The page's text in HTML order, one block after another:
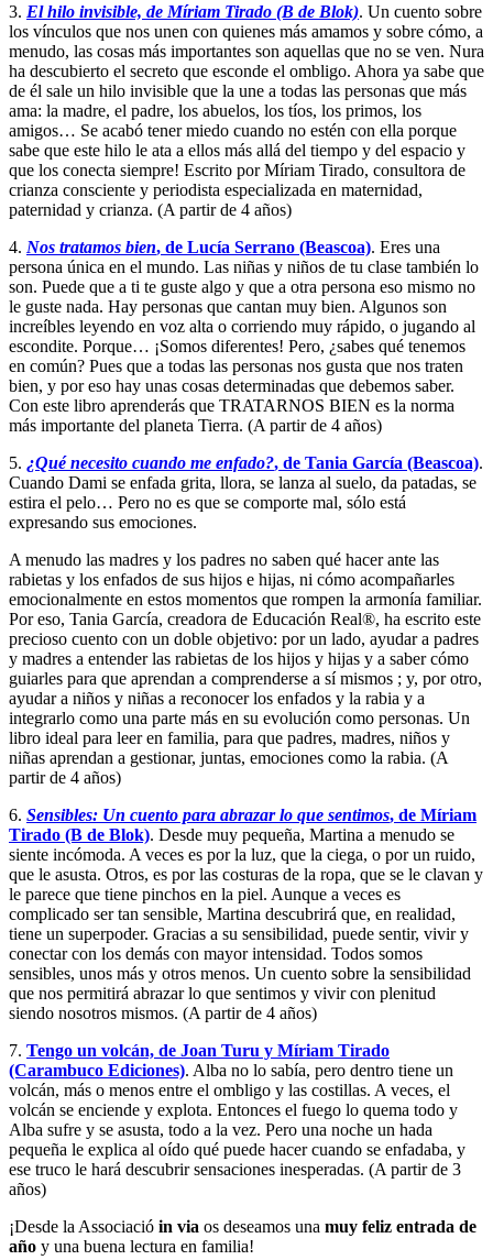
3. El hilo invisible, de Míriam Tirado (B de Blok). Un cuento sobre
los vínculos que nos unen con quienes más amamos y sobre cómo, a
menudo, las cosas más importantes son aquellas que no se ven. Nura
ha descubierto el secreto que esconde el ombligo. Ahora ya sabe que
de él sale un hilo invisible que la une a todas las personas que más
ama: la madre, el padre, los abuelos, los tíos, los primos, los
amigos… Se acabó tener miedo cuando no estén con ella porque
sabe que este hilo le ata a ellos más allá del tiempo y del espacio y
que los conecta siempre! Escrito por Míriam Tirado, consultora de
crianza consciente y periodista especializada en maternidad,
paternidad y crianza. (A partir de 4 años)
4. Nos tratamos bien, de Lucía Serrano (Beascoa). Eres una
persona única en el mundo. Las niñas y niños de tu clase también lo
son. Puede que a ti te guste algo y que a otra persona eso mismo no
le guste nada. Hay personas que cantan muy bien. Algunos son
increíbles leyendo en voz alta o corriendo muy rápido, o jugando al
escondite. Porque… ¡Somos diferentes! Pero, ¿sabes qué tenemos
en común? Pues que a todas las personas nos gusta que nos traten
bien, y por eso hay unas cosas determinadas que debemos saber.
Con este libro aprenderás que TRATARNOS BIEN es la norma
más importante del planeta Tierra. (A partir de 4 años)
5. ¿Qué necesito cuando me enfado?, de Tania García (Beascoa).
Cuando Dami se enfada grita, llora, se lanza al suelo, da patadas, se
estira el pelo… Pero no es que se comporte mal, sólo está
expresando sus emociones.
A menudo las madres y los padres no saben qué hacer ante las
rabietas y los enfados de sus hijos e hijas, ni cómo acompañarles
emocionalmente en estos momentos que rompen la armonía familiar.
Por eso, Tania García, creadora de Educación Real®, ha escrito este
precioso cuento con un doble objetivo: por un lado, ayudar a padres
y madres a entender las rabietas de los hijos y hijas y a saber cómo
guiarles para que aprendan a comprenderse a sí mismos ; y, por otro,
ayudar a niños y niñas a reconocer los enfados y la rabia y a
integrarlo como una parte más en su evolución como personas. Un
libro ideal para leer en familia, para que padres, madres, niños y
niñas aprendan a gestionar, juntas, emociones como la rabia. (A
partir de 4 años)
6. Sensibles: Un cuento para abrazar lo que sentimos, de Míriam
Tirado (B de Blok). Desde muy pequeña, Martina a menudo se
siente incómoda. A veces es por la luz, que la ciega, o por un ruido,
que le asusta. Otros, es por las costuras de la ropa, que se le clavan y
le parece que tiene pinchos en la piel. Aunque a veces es
complicado ser tan sensible, Martina descubrirá que, en realidad,
tiene un superpoder. Gracias a su sensibilidad, puede sentir, vivir y
conectar con los demás con mayor intensidad. Todos somos
sensibles, unos más y otros menos. Un cuento sobre la sensibilidad
que nos permitirá abrazar lo que sentimos y vivir con plenitud
siendo nosotros mismos. (A partir de 4 años)
7. Tengo un volcán, de Joan Turu y Míriam Tirado
(Carambuco Ediciones). Alba no lo sabía, pero dentro tiene un
volcán, más o menos entre el ombligo y las costillas. A veces, el
volcán se enciende y explota. Entonces el fuego lo quema todo y
Alba sufre y se asusta, todo a la vez. Pero una noche un hada
pequeña le explica al oído qué puede hacer cuando se enfadaba, y
ese truco le hará descubrir sensaciones inesperadas. (A partir de 3
años)
¡Desde la Associació in via os deseamos una muy feliz entrada de
año y una buena lectura en familia!